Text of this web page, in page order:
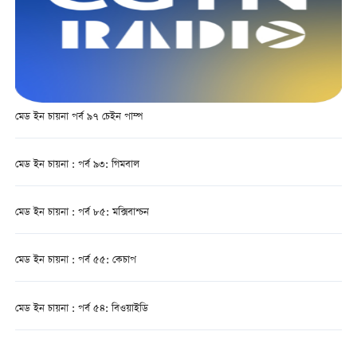
মেড ইন চায়না পর্ব ৯৭ চেইন পাম্প
মেড ইন চায়না : পর্ব ৯৩: গিমবাল
মেড ইন চায়না : পর্ব ৮৫: মক্সিবাশ্চন
মেড ইন চায়না : পর্ব ৫৫: কেচাপ
মেড ইন চায়না : পর্ব ৫৪: বিওয়াইডি